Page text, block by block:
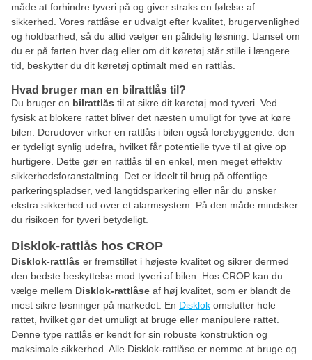
måde at forhindre tyveri på og giver straks en følelse af
sikkerhed. Vores rattlåse er udvalgt efter kvalitet, brugervenlighed
og holdbarhed, så du altid vælger en pålidelig løsning. Uanset om
du er på farten hver dag eller om dit køretøj står stille i længere
tid, beskytter du dit køretøj optimalt med en rattlås.
Hvad bruger man en bilrattlås til?
Du bruger en bilrattlås til at sikre dit køretøj mod tyveri. Ved
fysisk at blokere rattet bliver det næsten umuligt for tyve at køre
bilen. Derudover virker en rattlås i bilen også forebyggende: den
er tydeligt synlig udefra, hvilket får potentielle tyve til at give op
hurtigere. Dette gør en rattlås til en enkel, men meget effektiv
sikkerhedsforanstaltning. Det er ideelt til brug på offentlige
parkeringspladser, ved langtidsparkering eller når du ønsker
ekstra sikkerhed ud over et alarmsystem. På den måde mindsker
du risikoen for tyveri betydeligt.
Disklok-rattlås hos CROP
Disklok-rattlås er fremstillet i højeste kvalitet og sikrer dermed
den bedste beskyttelse mod tyveri af bilen. Hos CROP kan du
vælge mellem Disklok-rattlåse af høj kvalitet, som er blandt de
mest sikre løsninger på markedet. En Disklok omslutter hele
rattet, hvilket gør det umuligt at bruge eller manipulere rattet.
Denne type rattlås er kendt for sin robuste konstruktion og
maksimale sikkerhed. Alle Disklok-rattlåse er nemme at bruge og